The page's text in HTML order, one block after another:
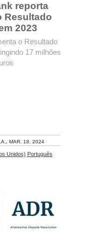
reporta
Resultado
2023
o Resultado
17 milhões
, MAR. 18, 2024
Unidos) Português